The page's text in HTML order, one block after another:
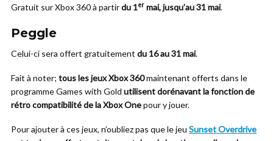
Gratuit sur Xbox 360 à partirdu 1er mai, jusqu’au 31 mai.
Peggle
Celui-ci sera offert gratuitement du 16 au 31 mai.
Fait à noter; tous les jeux Xbox 360maintenant offerts dans le
programme Games with Gold utilisent dorénavant la fonction de
rétro compatibilité de la Xbox Onepour y jouer.
Pour ajouter à ces jeux, n’oubliez pas que le jeu Sunset Overdrive